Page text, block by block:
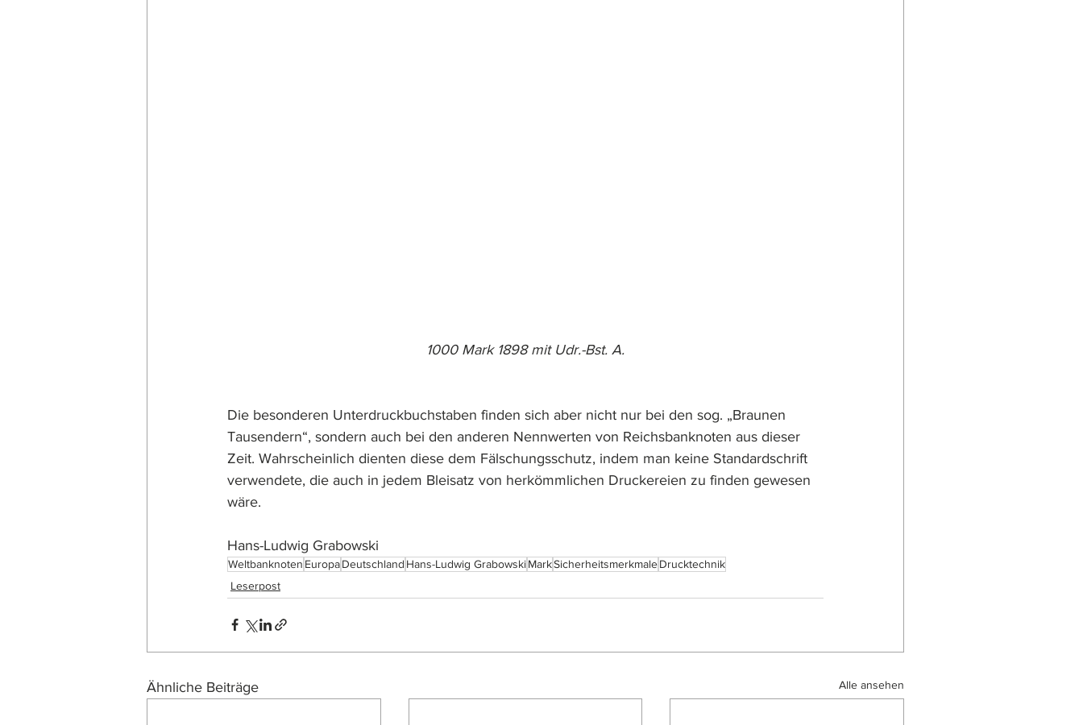
1000 Mark 1898 mit Udr.-Bst. A.
Die besonderen Unterdruckbuchstaben finden sich aber nicht nur bei den sog. „Braunen
Tausendern“, sondern auch bei den anderen Nennwerten von Reichsbanknoten aus dieser
Zeit. Wahrscheinlich dienten diese dem Fälschungsschutz, indem man keine Standardschrift
verwendete, die auch in jedem Bleisatz von herkömmlichen Druckereien zu finden gewesen
wäre.
Hans-Ludwig Grabowski
Weltbanknoten EuropaDeutschland Hans-Ludwig GrabowskiMarkSicherheitsmerkmaleDrucktechnik
Leserpost
Ähnliche Beiträge Alle ansehen